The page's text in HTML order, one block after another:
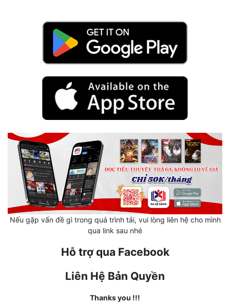
Mưu Mô
Mạt Thế
Mỹ Thực
Ngôn Tình
Ngược
Phong Thủy - Tâm Linh
Nếu gặp vấn đề gì trong quá trình tải, vui lòng liên hệ cho mình
qua link sau nhé
Hỗ trợ qua Facebook
Liên Hệ Bản Quyền
Thanks you !!!